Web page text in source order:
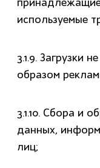
используемые
3.1.9. Загрузки
образом
3.1.10. Сбора и
данных,
лиц;